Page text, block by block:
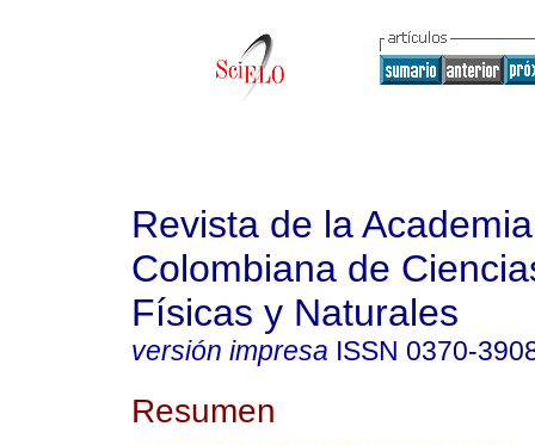
Revista de la Academia
Colombiana de
Físicas y Naturales
versión impresa ISSN 0370-
Resumen